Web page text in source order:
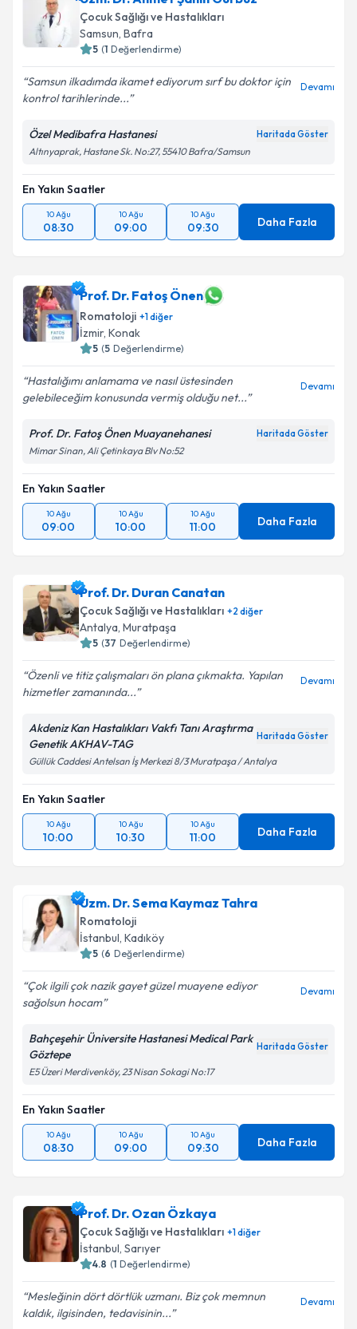
Çocuk Sağlığı ve Hastalıkları
Samsun, Bafra
5 (1 Değerlendirme)
Samsun ilkadımda ikamet ediyorum sırf bu doktor için
kontrol tarihlerinde...
Devamı
Özel Medibafra Hastanesi Haritada Göster
Altınyaprak, Hastane Sk. No:27, 55410 Bafra/Samsun
En Yakın Saatler
10 Ağu
08:30
10 Ağu
09:00
10 Ağu
09:30 Daha Fazla
Prof. Dr. Fatoş Önen
Romatoloji +1diğer
İzmir, Konak
5 (5 Değerlendirme)
Hastalığımı anlamama ve nasıl üstesinden
gelebileceğim konusunda vermiş olduğu net...
Devamı
Prof. Dr. Fatoş Önen Muayanehanesi Haritada Göster
Mimar Sinan, Ali Çetinkaya Blv No:52
En Yakın Saatler
10 Ağu
09:00
10 Ağu
10:00
10 Ağu
11:00 Daha Fazla
Prof. Dr. Duran Canatan
Çocuk Sağlığı ve Hastalıkları +2 diğer
Antalya, Muratpaşa
5 (37 Değerlendirme)
Özenli ve titiz çalışmaları ön plana çıkmakta. Yapılan
hizmetler zamanında...
Devamı
Akdeniz Kan Hastalıkları Vakfı Tanı Araştırma
Genetik AKHAV-TAG
Haritada Göster
Güllük Caddesi Antelsan İş Merkezi 8/3 Muratpaşa / Antalya
En Yakın Saatler
10 Ağu
10:00
10 Ağu
10:30
10 Ağu
11:00 Daha Fazla
Uzm. Dr. Sema Kaymaz Tahra
Romatoloji
İstanbul, Kadıköy
5 (6 Değerlendirme)
Çok ilgili çok nazik gayet güzel muayene ediyor
sağolsun hocam
Devamı
Bahçeşehir Üniversite Hastanesi Medical Park
Göztepe
Haritada Göster
E5 Üzeri Merdivenköy, 23 Nisan Sokagi No:17
En Yakın Saatler
10 Ağu
08:30
10 Ağu
09:00
10 Ağu
09:30 Daha Fazla
Prof. Dr. Ozan Özkaya
Çocuk Sağlığı ve Hastalıkları +1diğer
İstanbul, Sarıyer
4.8 (1 Değerlendirme)
Mesleğinin dört dörtlük uzmanı. Biz çok memnun
kaldık, ilgisinden, tedavisinin...
Devamı